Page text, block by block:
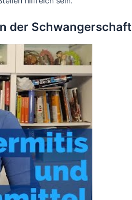
der Schwangerschaft